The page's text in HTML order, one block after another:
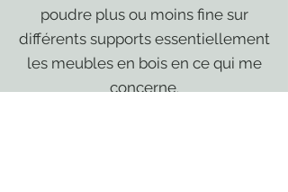
poudre plus ou moins fine sur
différents supports essentiellement
les meubles en bois en ce qui me
concerne.